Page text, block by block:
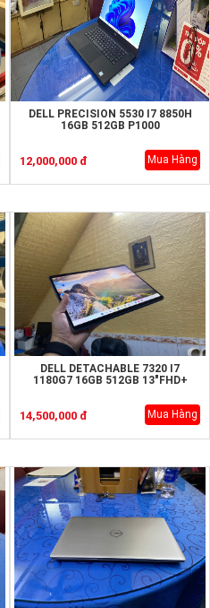
DELL PRECISION 5530 I7 8850H
16GB 512GB P1000
12,000,000 đ Mua Hàng
DELL DETACHABLE 7320 I7
1180G7 16GB 512GB 13"FHD+
14,500,000 đ Mua Hàng